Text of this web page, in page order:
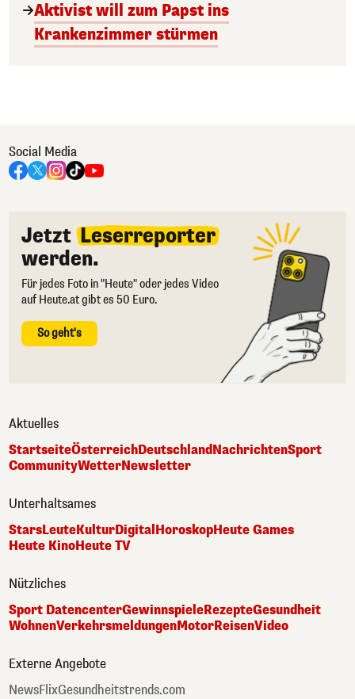
Aktivist will zum Papst ins
Krankenzimmer stürmen
Social Media
Jetzt Leserreporter
werden.
Für jedes Foto in "Heute" oder jedes Video
auf Heute.at gibt es 50 Euro.
So geht's
Aktuelles
StartseiteÖsterreichDeutschlandNachrichtenSport
CommunityWetterNewsletter
Unterhaltsames
StarsLeuteKulturDigital HoroskopHeute Games
Heute KinoHeute TV
Nützliches
Sport DatencenterGewinnspieleRezepteGesundheit
WohnenVerkehrsmeldungenMotorReisenVideo
Externe Angebote
NewsFlixGesundheitstrends.com